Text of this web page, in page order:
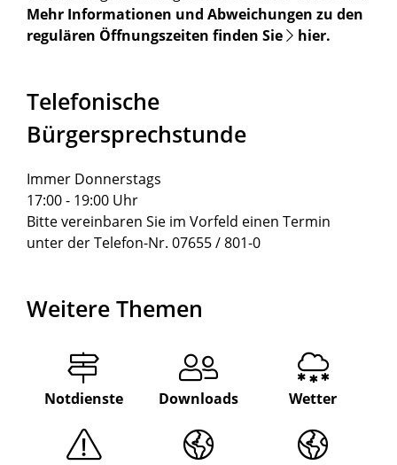
Mehr Informationen und Abweichungen zu den
regulären Öffnungszeiten finden Sie
hier.
Telefonische
Bürgersprechstunde
Immer Donnerstags
17:00 - 19:00 Uhr
Bitte vereinbaren Sie im Vorfeld einen Termin
unter der Telefon-Nr. 07655 / 801-0
Weitere Themen
Notdienste Downloads Wetter